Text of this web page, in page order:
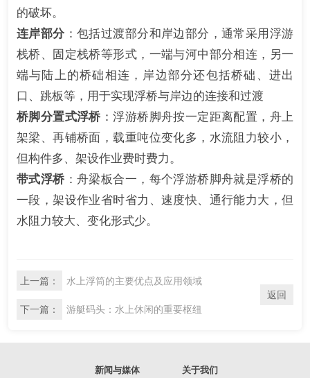
的破坏。
连岸部分 ：包括过渡部分和岸边部分，通常采用浮游
栈桥、固定栈桥等形式，一端与河中部分相连，另一
端与陆上的桥础相连，岸边部分还包括桥础、进出
口、跳板等，用于实现浮桥与岸边的连接和过渡
桥脚分置式浮桥 ：浮游桥脚舟按一定距离配置，舟上
架梁、再铺桥面，载重吨位变化多，水流阻力较小，
但构件多、架设作业费时费力。
带式浮桥 ：舟梁板合一，每个浮游桥脚舟就是浮桥的
一段，架设作业省时省力、速度快、通行能力大，但
水阻力较大、变化形式少。
上一篇： 水上浮筒的主要优点及应用领域
下一篇： 游艇码头：水上休闲的重要枢纽
返回
新闻与媒体 关于我们